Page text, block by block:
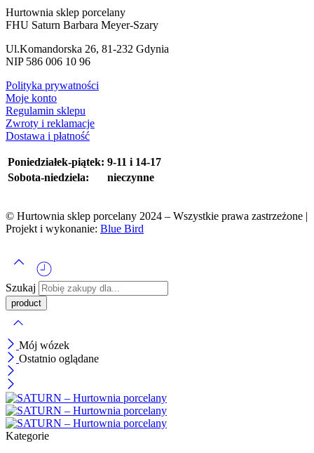
Hurtownia sklep porcelany
FHU Saturn Barbara Meyer-Szary
Ul.Komandorska 26, 81-232 Gdynia
NIP 586 006 10 96
Polityka prywatności
Moje konto
Regulamin sklepu
Zwroty i reklamacje
Dostawa i płatność
Poniedziałek-piątek: 9-11 i 14-17
Sobota-niedziela:
nieczynne
© Hurtownia sklep porcelany 2024 – Wszystkie prawa zastrzeżone |
Projekt i wykonanie: Blue Bird
Szukaj
Mój wózek
Ostatnio oglądane
Kategorie